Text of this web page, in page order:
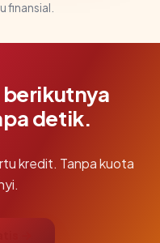
finansial.
berikutnya
detik.
kredit. Tanpa kuota
→